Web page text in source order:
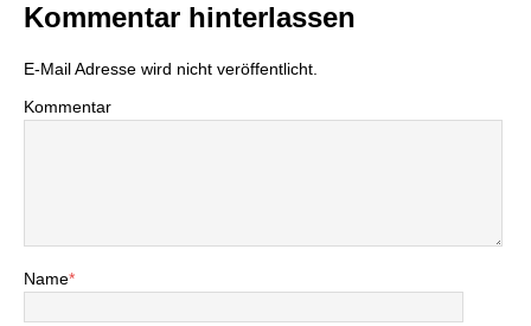
Kommentar hinterlassen
E-Mail Adresse wird nicht veröffentlicht.
Kommentar
Name*